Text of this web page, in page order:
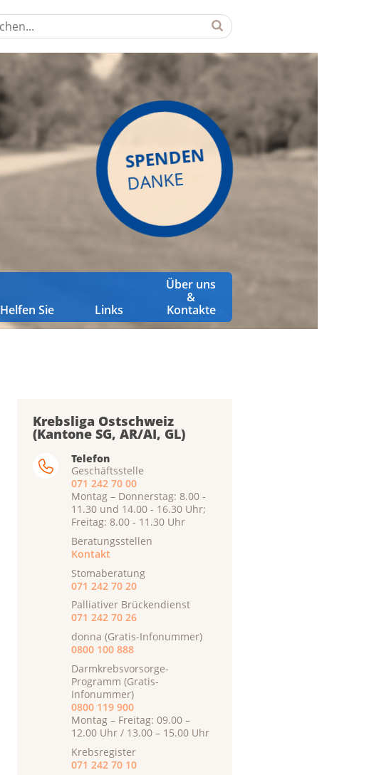
SPENDEN
DANKE
Helfen Sie Links
Über uns
&
Kontakte
Krebsliga Ostschweiz
(Kantone SG, AR/AI, GL)
Telefon
Geschäftsstelle
071 242 70 00
Montag – Donnerstag: 8.00 -
11.30 und 14.00 - 16.30 Uhr;
Freitag: 8.00 - 11.30 Uhr
Beratungsstellen
Kontakt
Stomaberatung
071 242 70 20
Palliativer Brückendienst
071 242 70 26
donna (Gratis-Infonummer)
0800 100 888
Darmkrebsvorsorge-
Programm (Gratis-
Infonummer)
0800 119 900
Montag – Freitag: 09.00 –
12.00 Uhr / 13.00 – 15.00 Uhr
Krebsregister
071 242 70 10